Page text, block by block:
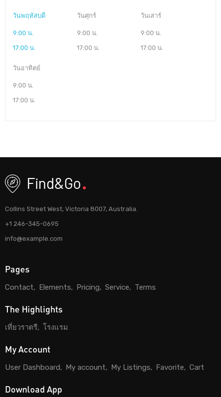
วันพฤหัสบดี
9:00 น.
17:00 น.
วันศุกร์
9:00 น.
17:00 น.
วันเสาร์
9:00 น.
17:00 น.
วันอาทิตย์
9:00 น.
17:00 น.
Collins Street West, Victoria 8007, Australia.
+1 246-345-0695
info@example.com
Pages
Contact Elements Pricing Service Terms
The Highlights
เที่ยวราตรี โรงแรม
My Account
User Dashboard My account My Listings Favorite Cart
Download App